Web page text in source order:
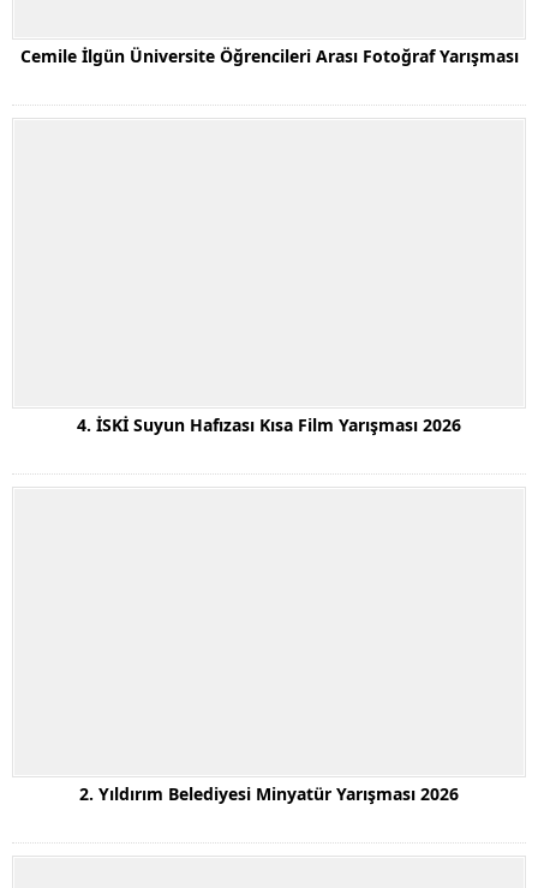
Cemile İlgün Üniversite Öğrencileri Arası Fotoğraf Yarışması
4. İSKİ Suyun Hafızası Kısa Film Yarışması 2026
2. Yıldırım Belediyesi Minyatür Yarışması 2026